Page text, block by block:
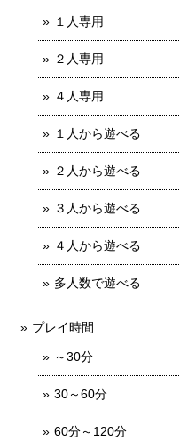
１人専用
２人専用
４人専用
１人から遊べる
２人から遊べる
３人から遊べる
４人から遊べる
多人数で遊べる
プレイ時間
～30分
30～60分
60分～120分